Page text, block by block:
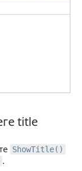
title
ShowTitle()
.